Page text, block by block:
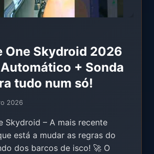
One Skydroid 2026
+ Sonda
tudo num só!
2026
Skydroid – A mais recente
está a mudar as regras do
dos barcos de isco! 🚀 O